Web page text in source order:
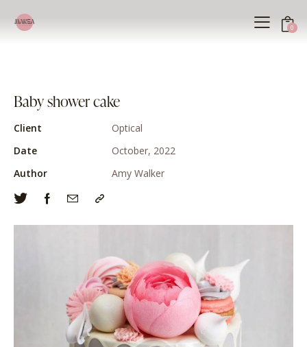
0
Baby shower cake
Client
Optical
Date
October, 2022
Author
Amy Walker